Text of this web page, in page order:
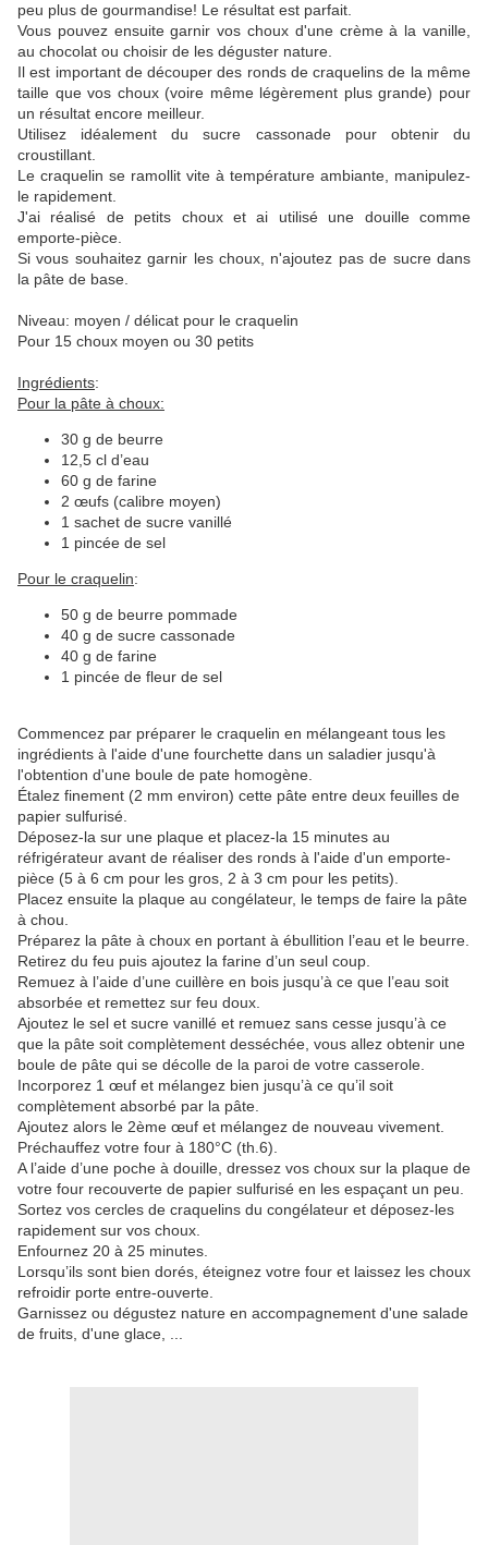
peu plus de gourmandise! Le résultat est parfait.
Vous pouvez ensuite garnir vos choux d'une crème à la vanille,
au chocolat ou choisir de les déguster nature.
Il est important de découper des ronds de craquelins de la même
taille que vos choux (voire même légèrement plus grande) pour
un résultat encore meilleur.
Utilisez idéalement du sucre cassonade pour obtenir du
croustillant.
Le craquelin se ramollit vite à température ambiante, manipulez-
le rapidement.
J'ai réalisé de petits choux et ai utilisé une douille comme
emporte-pièce.
Si vous souhaitez garnir les choux, n'ajoutez pas de sucre dans
la pâte de base.
Niveau: moyen / délicat pour le craquelin
Pour 15 choux moyen ou 30 petits
Ingrédients:
Pour la pâte à choux:
30 g de beurre
12,5 cl d’eau
60 g de farine
2 œufs (calibre moyen)
1 sachet de sucre vanillé
1 pincée de sel
Pour le craquelin:
50 g de beurre pommade
40 g de sucre cassonade
40 g de farine
1 pincée de fleur de sel
Commencez par préparer le craquelin en mélangeant tous les
ingrédients à l'aide d'une fourchette dans un saladier jusqu'à
l'obtention d'une boule de pate homogène.
Étalez finement (2 mm environ) cette pâte entre deux feuilles de
papier sulfurisé.
Déposez-la sur une plaque et placez-la 15 minutes au
réfrigérateur avant de réaliser des ronds à l'aide d'un emporte-
pièce (5 à 6 cm pour les gros, 2 à 3 cm pour les petits).
Placez ensuite la plaque au congélateur, le temps de faire la pâte
à chou.
Préparez la pâte à choux en portant à ébullition l’eau et le beurre.
Retirez du feu puis ajoutez la farine d’un seul coup.
Remuez à l’aide d’une cuillère en bois jusqu’à ce que l’eau soit
absorbée et remettez sur feu doux.
Ajoutez le sel et sucre vanillé et remuez sans cesse jusqu’à ce
que la pâte soit complètement desséchée, vous allez obtenir une
boule de pâte qui se décolle de la paroi de votre casserole.
Incorporez 1 œuf et mélangez bien jusqu’à ce qu’il soit
complètement absorbé par la pâte.
Ajoutez alors le 2ème œuf et mélangez de nouveau vivement.
Préchauffez votre four à 180°C (th.6).
A l’aide d’une poche à douille, dressez vos choux sur la plaque de
votre four recouverte de papier sulfurisé en les espaçant un peu.
Sortez vos cercles de craquelins du congélateur et déposez-les
rapidement sur vos choux.
Enfournez 20 à 25 minutes.
Lorsqu’ils sont bien dorés, éteignez votre four et laissez les choux
refroidir porte entre-ouverte.
Garnissez ou dégustez nature en accompagnement d'une salade
de fruits, d'une glace, ...